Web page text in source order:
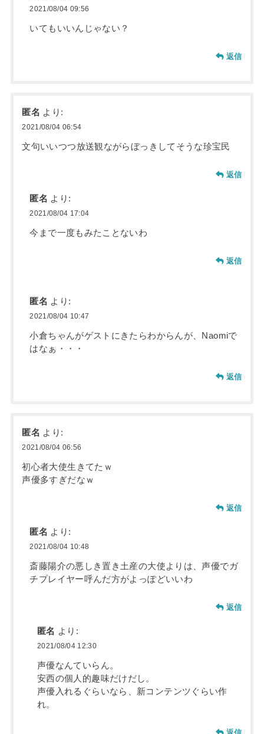
2021/08/04 09:56
いてもいいんじゃない？
返信
匿名 より:
2021/08/04 06:54
文句いいつつ放送観ながらぼっきしてそうな珍宝民
返信
匿名 より:
2021/08/04 17:04
今まで一度もみたことないわ
返信
匿名 より:
2021/08/04 10:47
小倉ちゃんがゲストにきたらわからんが、Naomiで
はなぁ・・・
返信
匿名 より:
2021/08/04 06:56
初心者大使生きてたｗ
声優多すぎだなｗ
返信
匿名 より:
2021/08/04 10:48
斎藤陽介の悪しき置き土産の大使よりは、声優でガ
チプレイヤー呼んだ方がよっぽどいいわ
返信
匿名 より:
2021/08/04 12:30
声優なんていらん。
安西の個人的趣味だけだし。
声優入れるぐらいなら、新コンテンツぐらい作
れ。